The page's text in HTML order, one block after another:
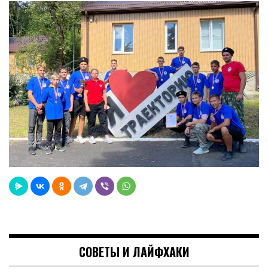
СОВЕТЫ И ЛАЙФХАКИ